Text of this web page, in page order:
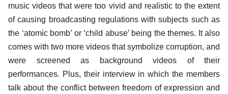
music videos that were too vivid and realistic to the extent
of causing broadcasting regulations with subjects such as
the ‘atomic bomb’ or ‘child abuse’ being the themes. It also
comes with two more videos that symbolize corruption, and
were screened as background videos of their
performances. Plus, their interview in which the members
talk about the conflict between freedom of expression and